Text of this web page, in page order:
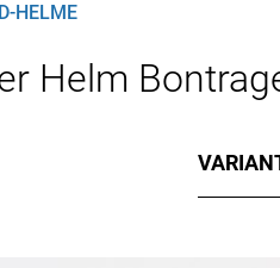
HELME
Helm